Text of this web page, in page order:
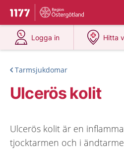
Till startsidan för 1177
Du har valt region
Logga in
på 1177.se
Hitta
på
Tarmsjukdomar
Ulcerös kolit
Ulcerös kolit är en
tjocktarmen och i